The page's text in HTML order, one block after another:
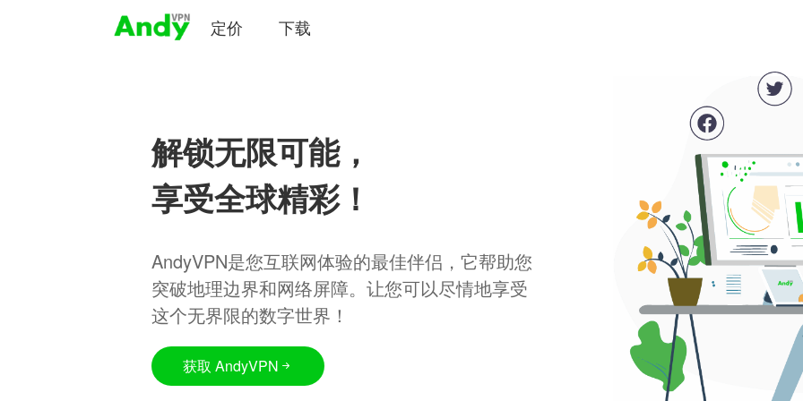
定价 下载
解锁无限可能，
享受全球精彩！
AndyVPN是您互联网体验的最佳伴侣，它帮助您
突破地理边界和网络屏障。让您可以尽情地享受
这个无界限的数字世界！
获取 AndyVPN